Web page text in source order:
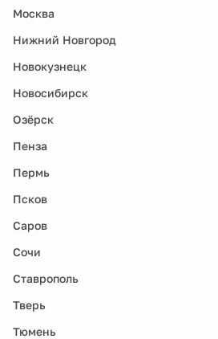
Москва
Нижний Новгород
Новокузнецк
Новосибирск
Озёрск
Пенза
Пермь
Псков
Саров
Сочи
Ставрополь
Тверь
Тюмень